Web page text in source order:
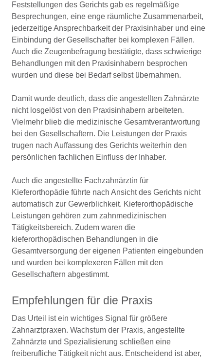
Feststellungen des Gerichts gab es regelmäßige
Besprechungen, eine enge räumliche Zusammenarbeit,
jederzeitige Ansprechbarkeit der Praxisinhaber und eine
Einbindung der Gesellschafter bei komplexen Fällen.
Auch die Zeugenbefragung bestätigte, dass schwierige
Behandlungen mit den Praxisinhabern besprochen
wurden und diese bei Bedarf selbst übernahmen.
Damit wurde deutlich, dass die angestellten Zahnärzte
nicht losgelöst von den Praxisinhabern arbeiteten.
Vielmehr blieb die medizinische Gesamtverantwortung
bei den Gesellschaftern. Die Leistungen der Praxis
trugen nach Auffassung des Gerichts weiterhin den
persönlichen fachlichen Einfluss der Inhaber.
Auch die angestellte Fachzahnärztin für
Kieferorthopädie führte nach Ansicht des Gerichts nicht
automatisch zur Gewerblichkeit. Kieferorthopädische
Leistungen gehören zum zahnmedizinischen
Tätigkeitsbereich. Zudem waren die
kieferorthopädischen Behandlungen in die
Gesamtversorgung der eigenen Patienten eingebunden
und wurden bei komplexeren Fällen mit den
Gesellschaftern abgestimmt.
Empfehlungen für die Praxis
Das Urteil ist ein wichtiges Signal für größere
Zahnarztpraxen. Wachstum der Praxis, angestellte
Zahnärzte und Spezialisierung schließen eine
freiberufliche Tätigkeit nicht aus. Entscheidend ist aber,